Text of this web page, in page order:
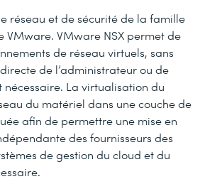
réseau et de sécurité de la famille
VMware. VMware NSX permet de
de réseau virtuels, sans
de l’administrateur ou de
nécessaire. La virtualisation du
du matériel dans une couche de
afin de permettre une mise en
des fournisseurs des
de gestion du cloud et du